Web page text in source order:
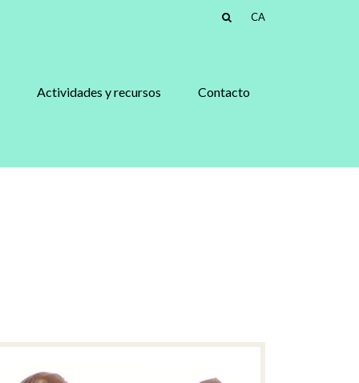
CA
Actividades y recursos Contacto